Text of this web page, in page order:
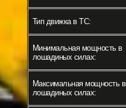
Тип движка в ТС:
Минимальная мощность в
лошадиных силах:
Максимальная мощность в
лошадиных силах: